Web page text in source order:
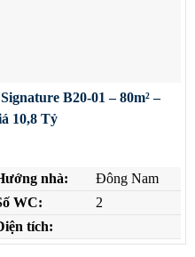
B20-01 – 80m² –
10,8 Tỷ
nhà:
Đông Nam
WC:
2
tích: